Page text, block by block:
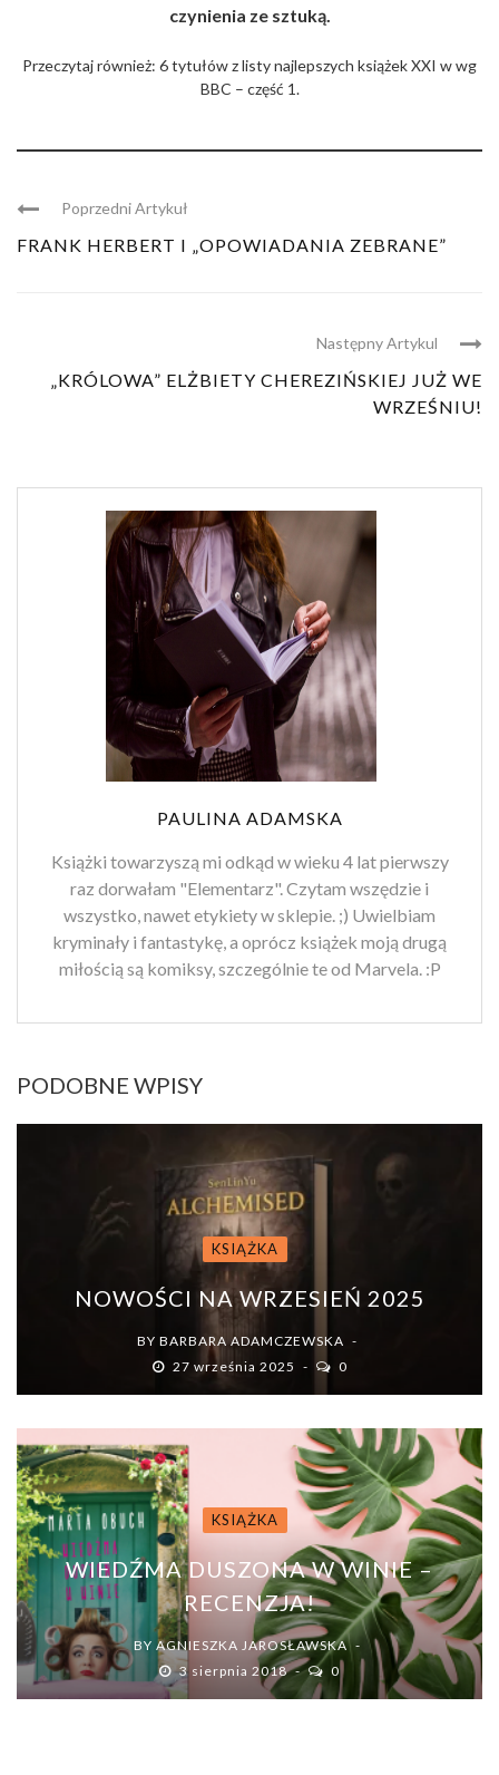
czynienia ze sztuką.
Przeczytaj również: 6 tytułów z listy najlepszych książek XXI w wg
BBC – część 1.
Poprzedni Artykuł
FRANK HERBERT I „OPOWIADANIA ZEBRANE”
Następny Artykul
„KRÓLOWA” ELŻBIETY CHEREZIŃSKIEJ JUŻ WE
WRZEŚNIU!
PAULINA ADAMSKA
Książki towarzyszą mi odkąd w wieku 4 lat pierwszy
raz dorwałam "Elementarz". Czytam wszędzie i
wszystko, nawet etykiety w sklepie. ;) Uwielbiam
kryminały i fantastykę, a oprócz książek moją drugą
miłością są komiksy, szczególnie te od Marvela. :P
PODOBNE WPISY
KSIĄŻKA
NOWOŚCI NA WRZESIEŃ 2025
BY BARBARA ADAMCZEWSKA
27 września 2025
0
KSIĄŻKA
WIEDŹMA DUSZONA W WINIE –
RECENZJA!
BY AGNIESZKA JAROSŁAWSKA
3 sierpnia 2018
0